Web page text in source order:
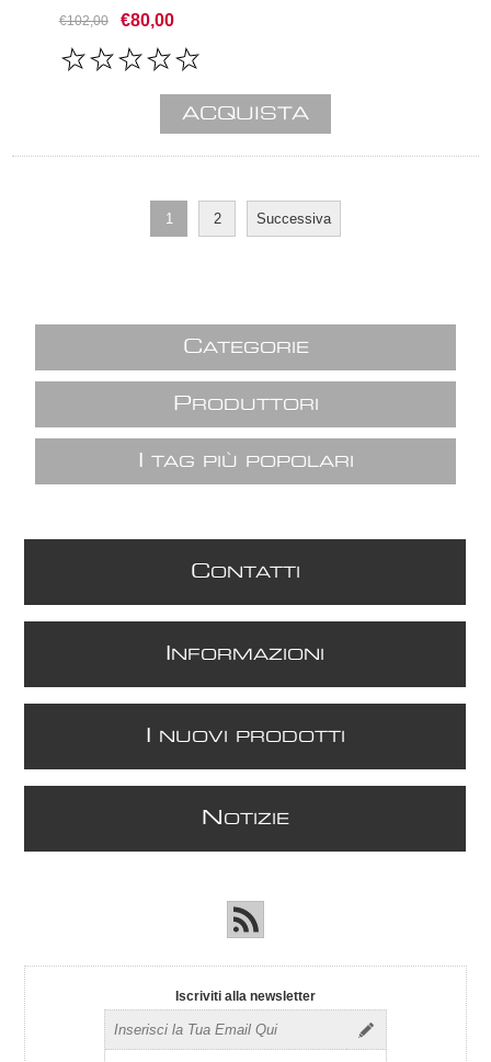
€102,00 €80,00
1 2 Successiva
CATEGORIE
P RODUTTORI
TAG PIÙ POPOLARI
CONTATTI
NFORMAZIONI
NUOVI PRODOTTI
N OTIZIE
Iscriviti alla newsletter